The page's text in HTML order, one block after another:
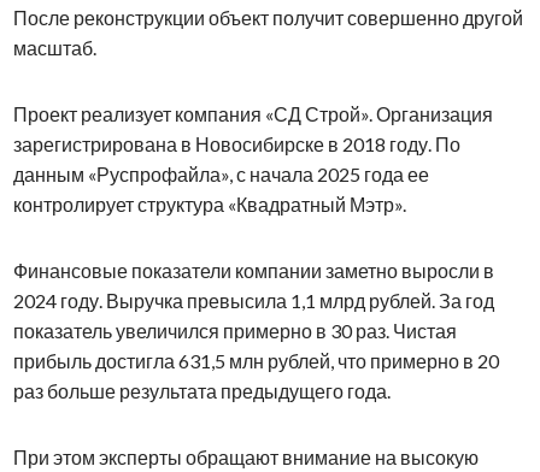
После реконструкции объект получит совершенно другой
масштаб.
Проект реализует компания «СД Строй». Организация
зарегистрирована в Новосибирске в 2018 году. По
данным «Руспрофайла», с начала 2025 года ее
контролирует структура «Квадратный Мэтр».
Финансовые показатели компании заметно выросли в
2024 году. Выручка превысила 1,1 млрд рублей. За год
показатель увеличился примерно в 30 раз. Чистая
прибыль достигла 631,5 млн рублей, что примерно в 20
раз больше результата предыдущего года.
При этом эксперты обращают внимание на высокую